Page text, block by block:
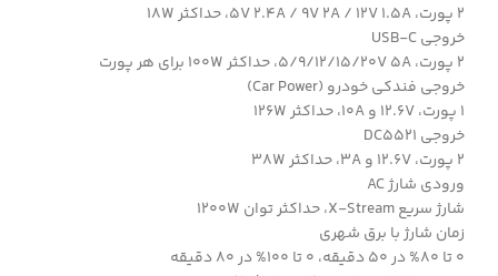
2 پورت، 5V 2.4A / 9V 2A / 12V 1.5A، حداکثر 18W
خروجی USB-C
2 پورت، 5/9/12/15/20V 5A، حداکثر 100W برای هر پورت
خروجی فندکی خودرو (Car Power)
1 پورت، 12.6V و 10A، حداکثر 126W
خروجی DC5521
2 پورت، 12.6V و 3A، حداکثر 38W
ورودی شارژ AC
شارژ سریع X-Stream، حداکثر توان 1200W
زمان شارژ با برق شهری
0 تا 80% در 50 دقیقه، 0 تا 100% در 80 دقیقه